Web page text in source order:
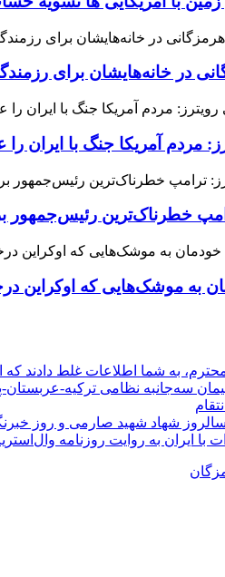
در خانه‌هایشان برای
مردم آمریکا جنگ با ایران را
خطرناک‌ترین رئیس‌جمهور
به موشک‌هایی که اوکراین
به شما اطلاعات غلط دادند
سه‌جانبه نظامی ترکیه-عربستان-
شهاد شهید صارمی و روز
با ایران به روایت روزنامه